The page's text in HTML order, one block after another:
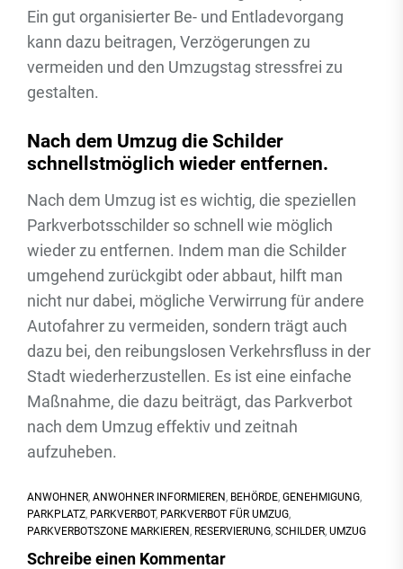
Ein gut organisierter Be- und Entladevorgang
kann dazu beitragen, Verzögerungen zu
vermeiden und den Umzugstag stressfrei zu
gestalten.
Nach dem Umzug die Schilder
schnellstmöglich wieder entfernen.
Nach dem Umzug ist es wichtig, die speziellen
Parkverbotsschilder so schnell wie möglich
wieder zu entfernen. Indem man die Schilder
umgehend zurückgibt oder abbaut, hilft man
nicht nur dabei, mögliche Verwirrung für andere
Autofahrer zu vermeiden, sondern trägt auch
dazu bei, den reibungslosen Verkehrsfluss in der
Stadt wiederherzustellen. Es ist eine einfache
Maßnahme, die dazu beiträgt, das Parkverbot
nach dem Umzug effektiv und zeitnah
aufzuheben.
ANWOHNER, ANWOHNER INFORMIEREN, BEHÖRDE, GENEHMIGUNG,
PARKPLATZ, PARKVERBOT, PARKVERBOT FÜR UMZUG,
PARKVERBOTSZONE MARKIEREN, RESERVIERUNG, SCHILDER, UMZUG
Schreibe einen Kommentar